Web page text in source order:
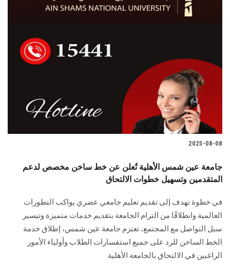
2025-08-08
جامعة عين شمس الأهلية تُعلن عن خط ساخن مخصص لدعم
المتقدمين وتسهيل خطوات الالتحاق
في خطوة تهدف إلى تقديم تعليم جامعي عصري يواكب التطورات
العالمية وانطلاقًا من التزام الجامعة بتقديم خدمات متميزة وتيسير
سبل التواصل مع المجتمع، تعتزم جامعة عين شمس، إطلاق خدمة
الخط الساخن للرد على جميع استفسارات الطلاب وأولياء الأمور
الراغبين في الالتحاق بالجامعة الأهلية.